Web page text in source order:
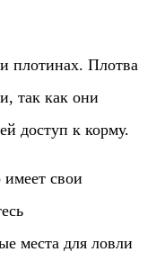
плотинах. Плотва
так как они
доступ к корму.
свои
места для ловли